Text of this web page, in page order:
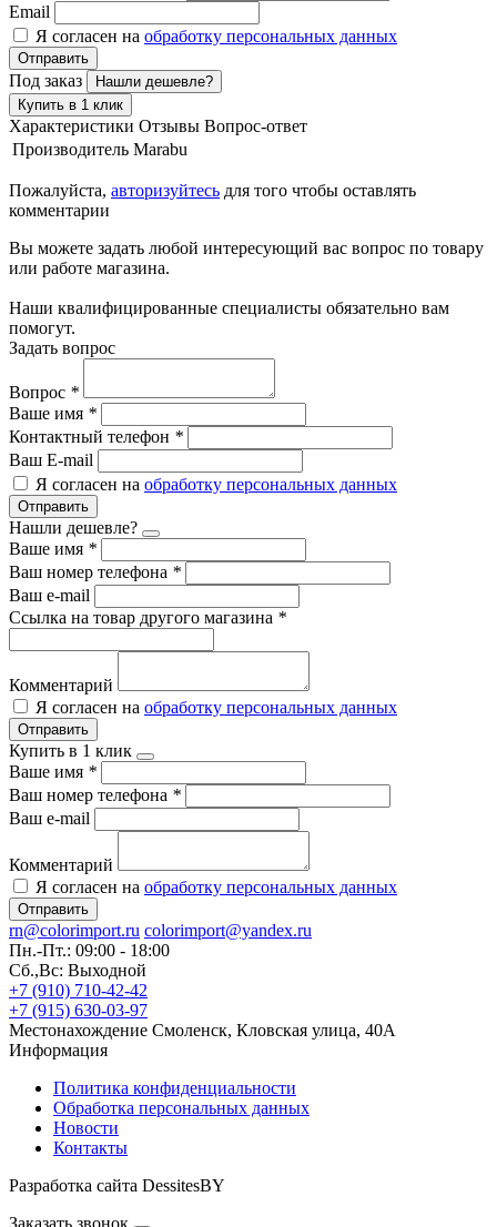
Email
Я согласен на обработку персональных данных
Отправить
Под заказ
Нашли дешевле?
Купить в 1 клик
Характеристики Отзывы Вопрос-ответ
Производитель Marabu
Пожалуйста, авторизуйтесь для того чтобы оставлять
комментарии
Вы можете задать любой интересующий вас вопрос по товару
или работе магазина.
Наши квалифицированные специалисты обязательно вам
помогут.
Задать вопрос
Вопрос *
Ваше имя *
Контактный телефон *
Ваш E-mail
Я согласен на обработку персональных данных
Отправить
Нашли дешевле?
Ваше имя *
Ваш номер телефона *
Ваш e-mail
Ссылка на товар другого магазина *
Комментарий
Я согласен на обработку персональных данных
Отправить
Купить в 1 клик
Ваше имя *
Ваш номер телефона *
Ваш e-mail
Комментарий
Я согласен на обработку персональных данных
Отправить
rn@colorimport.ru colorimport@yandex.ru
Пн.-Пт.: 09:00 - 18:00
Сб.,Вс: Выходной
+7 (910) 710-42-42
+7 (915) 630-03-97
Местонахождение Смоленск, Кловская улица, 40А
Информация
Политика конфиденциальности
Обработка персональных данных
Новости
Контакты
Разработка сайта DessitesBY
Заказать звонок